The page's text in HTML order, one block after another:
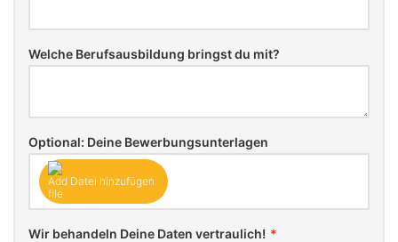
Welche Berufsausbildung bringst du mit?
Optional: Deine Bewerbungsunterlagen
Datei hinzufügen
Wir behandeln Deine Daten vertraulich! *